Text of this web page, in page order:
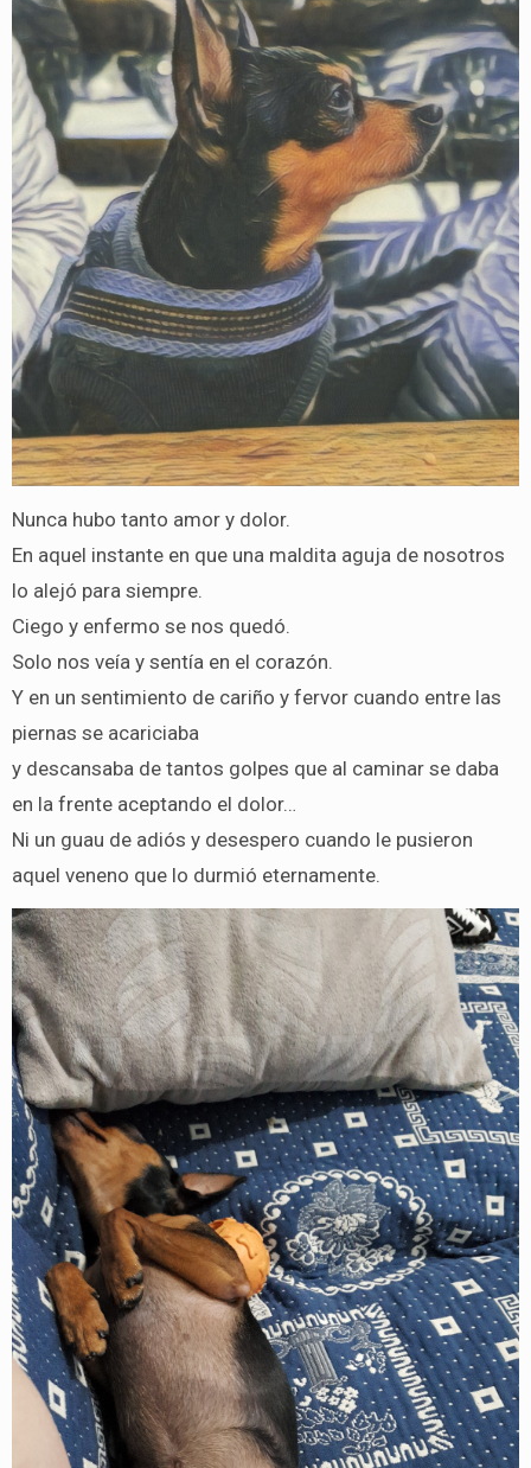
Nunca hubo tanto amor y dolor.
En aquel instante en que una maldita aguja de nosotros
lo alejó para siempre.
Ciego y enfermo se nos quedó.
Solo nos veía y sentía en el corazón.
Y en un sentimiento de cariño y fervor cuando entre las
piernas se acariciaba
y descansaba de tantos golpes que al caminar se daba
en la frente aceptando el dolor…
Ni un guau de adiós y desespero cuando le pusieron
aquel veneno que lo durmió eternamente.